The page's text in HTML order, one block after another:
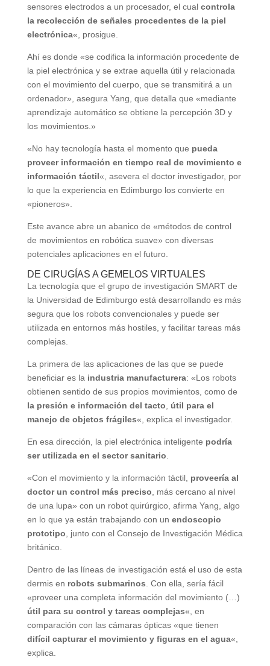
sensores electrodos a un procesador, el cual controla
la recolección de señales procedentes de la piel
electrónica«, prosigue.
Ahí es donde «se codifica la información procedente de
la piel electrónica y se extrae aquella útil y relacionada
con el movimiento del cuerpo, que se transmitirá a un
ordenador», asegura Yang, que detalla que «mediante
aprendizaje automático se obtiene la percepción 3D y
los movimientos.»
«No hay tecnología hasta el momento que pueda
proveer información en tiempo real de movimiento e
información táctil«, asevera el doctor investigador, por
lo que la experiencia en Edimburgo los convierte en
«pioneros».
Este avance abre un abanico de «métodos de control
de movimientos en robótica suave» con diversas
potenciales aplicaciones en el futuro.
DE CIRUGÍAS A GEMELOS VIRTUALES
La tecnología que el grupo de investigación SMART de
la Universidad de Edimburgo está desarrollando es más
segura que los robots convencionales y puede ser
utilizada en entornos más hostiles, y facilitar tareas más
complejas.
La primera de las aplicaciones de las que se puede
beneficiar es la industria manufacturera: «Los robots
obtienen sentido de sus propios movimientos, como de
la presión e información del tacto
útil para el
manejo de objetos frágiles«, explica el investigador.
En esa dirección, la piel electrónica inteligente podría
ser utilizada en el sector sanitario
«Con el movimiento y la información táctil, proveería al
doctor un control más preciso , más cercano al nivel
de una lupa» con un robot quirúrgico, afirma Yang, algo
en lo que ya están trabajando con un endoscopio
prototipo , junto con el Consejo de Investigación Médica
británico.
Dentro de las líneas de investigación está el uso de esta
dermis en robots submarinos . Con ella, sería fácil
«proveer una completa información del movimiento (…)
útil para su control y tareas complejas«, en
comparación con las cámaras ópticas «que tienen
difícil capturar el movimiento y figuras en el agua«,
explica.